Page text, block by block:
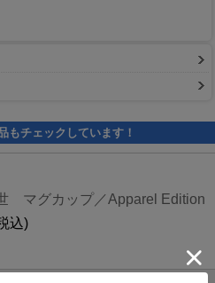
もチェックしています！
マグカップ／Apparel Edition
込)